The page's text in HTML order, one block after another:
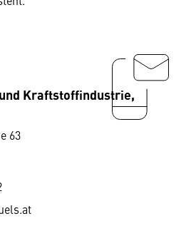
Kraftstoffindustrie,
63